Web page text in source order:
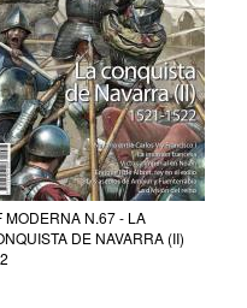
MODERNA N.67 - LA
DE NAVARRA (II)